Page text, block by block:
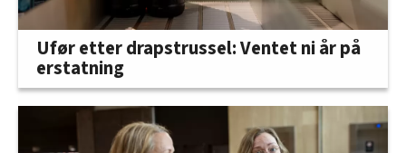
Ufør etter drapstrussel: Ventet ni år på
erstatning